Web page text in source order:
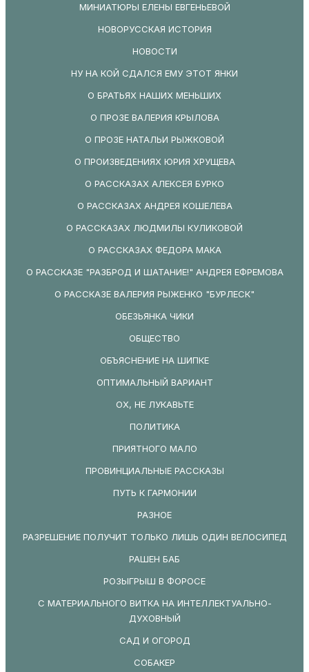
МИНИАТЮРЫ ЕЛЕНЫ ЕВГЕНЬЕВОЙ
НОВОРУССКАЯ ИСТОРИЯ
НОВОСТИ
НУ НА КОЙ СДАЛСЯ ЕМУ ЭТОТ ЯНКИ
О БРАТЬЯХ НАШИХ МЕНЬШИХ
О ПРОЗЕ ВАЛЕРИЯ КРЫЛОВА
О ПРОЗЕ НАТАЛЬИ РЫЖКОВОЙ
О ПРОИЗВЕДЕНИЯХ ЮРИЯ ХРУЩЕВА
О РАССКАЗАХ АЛЕКСЕЯ БУРКО
О РАССКАЗАХ АНДРЕЯ КОШЕЛЕВА
О РАССКАЗАХ ЛЮДМИЛЫ КУЛИКОВОЙ
О РАССКАЗАХ ФЕДОРА МАКА
О РАССКАЗЕ "РАЗБРОД И ШАТАНИЕ!" АНДРЕЯ ЕФРЕМОВА
О РАССКАЗЕ ВАЛЕРИЯ РЫЖЕНКО "БУРЛЕСК"
ОБЕЗЬЯНКА ЧИКИ
ОБЩЕСТВО
ОБЪЯСНЕНИЕ НА ШИПКЕ
ОПТИМАЛЬНЫЙ ВАРИАНТ
ОХ, НЕ ЛУКАВЬТЕ
ПОЛИТИКА
ПРИЯТНОГО МАЛО
ПРОВИНЦИАЛЬНЫЕ РАССКАЗЫ
ПУТЬ К ГАРМОНИИ
РАЗНОЕ
РАЗРЕШЕНИЕ ПОЛУЧИТ ТОЛЬКО ЛИШЬ ОДИН ВЕЛОСИПЕД
РАШЕН БАБ
РОЗЫГРЫШ В ФОРОСЕ
С МАТЕРИАЛЬНОГО ВИТКА НА ИНТЕЛЛЕКТУАЛЬНО-
ДУХОВНЫЙ
САД И ОГОРОД
СОБАКЕР